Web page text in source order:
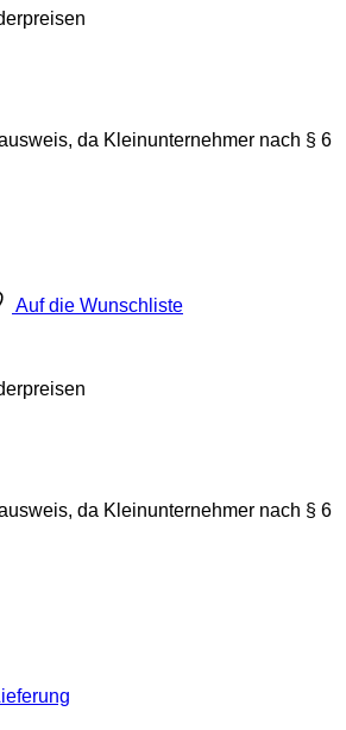
da Kleinunternehmer nach § 6
Auf die Wunschliste
da Kleinunternehmer nach § 6